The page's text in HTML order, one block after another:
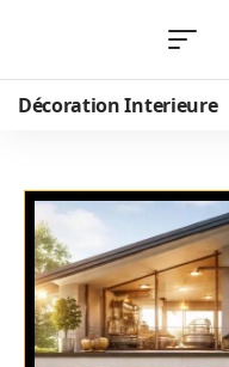
Décoration Interieure